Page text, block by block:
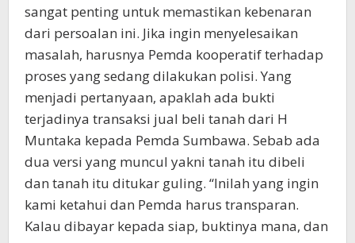
sangat penting untuk memastikan kebenaran
dari persoalan ini. Jika ingin menyelesaikan
masalah, harusnya Pemda kooperatif terhadap
proses yang sedang dilakukan polisi. Yang
menjadi pertanyaan, apaklah ada bukti
terjadinya transaksi jual beli tanah dari H
Muntaka kepada Pemda Sumbawa. Sebab ada
dua versi yang muncul yakni tanah itu dibeli
dan tanah itu ditukar guling. “Inilah yang ingin
kami ketahui dan Pemda harus transparan.
Kalau dibayar kepada siap, buktinya mana, dan